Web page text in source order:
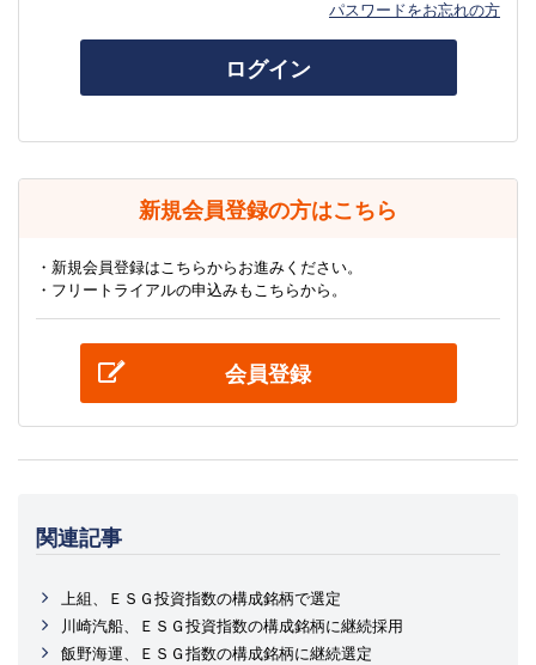
パスワードをお忘れの方
ログイン
新規会員登録の方はこちら
・新規会員登録はこちらからお進みください。
・フリートライアルの申込みもこちらから。
会員登録
関連記事
上組、ＥＳＧ投資指数の構成銘柄で選定
川崎汽船、ＥＳＧ投資指数の構成銘柄に継続採用
飯野海運、ＥＳＧ指数の構成銘柄に継続選定